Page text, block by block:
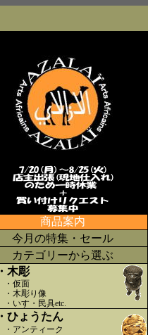
商品案内
今月の特集・セール
カテゴリーから選ぶ
・木彫
・仮面
・木彫り像
・いす・民具etc.
・ひょうたん
・アンティーク